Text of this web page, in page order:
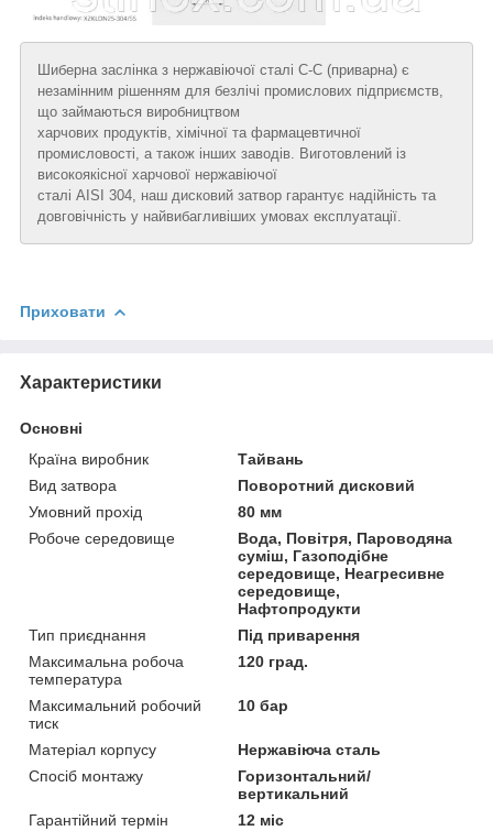
Шиберна заслінка з нержавіючої сталі С-С (приварна) є
незамінним рішенням для безлічі промислових підприємств,
що займаються виробництвом
харчових продуктів, хімічної та фармацевтичної
промисловості, а також інших заводів. Виготовлений із
високоякісної харчової нержавіючої
сталі AISI 304, наш дисковий затвор гарантує надійність та
довговічність у найвибагливіших умовах експлуатації.
Приховати
Характеристики
Основні
Країна виробник
Тайвань
Вид затвора
Поворотний дисковий
Умовний прохід
80 мм
Робоче середовище
Вода, Повітря, Пароводяна
суміш, Газоподібне
середовище, Неагресивне
середовище,
Нафтопродукти
Тип приєднання
Під приварення
Максимальна робоча
температура
120 град.
Максимальний робочий
тиск
10 бар
Матеріал корпусу
Нержавіюча сталь
Спосіб монтажу
Горизонтальний/
вертикальний
Гарантійний термін
12 міс